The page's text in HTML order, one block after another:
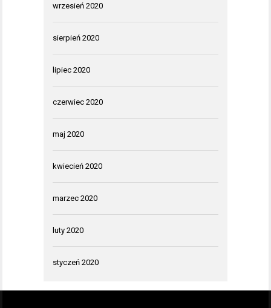
wrzesień 2020
sierpień 2020
lipiec 2020
czerwiec 2020
maj 2020
kwiecień 2020
marzec 2020
luty 2020
styczeń 2020